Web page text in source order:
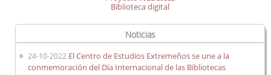
Biblioteca digital
Noticias
24-10-2022 El Centro de Estudios Extremeños se une a la
conmemoración del Día Internacional de las Bibliotecas